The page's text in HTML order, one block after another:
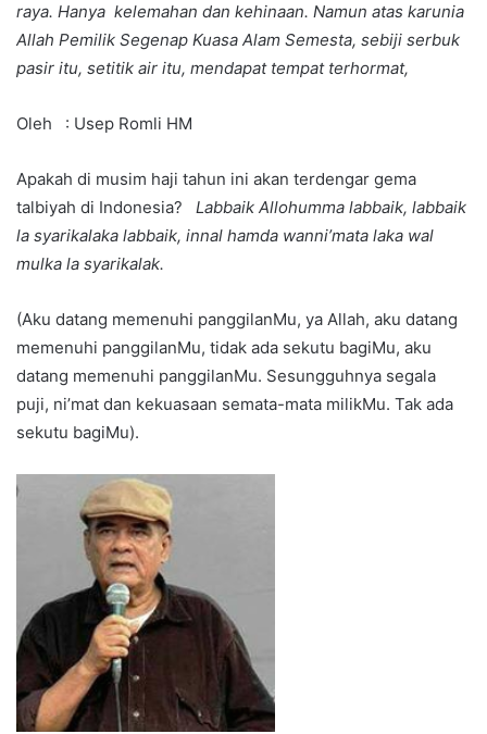
raya. Hanya kelemahan dan kehinaan. Namun atas karunia
Allah Pemilik Segenap Kuasa Alam Semesta, sebiji serbuk
pasir itu, setitik air itu, mendapat tempat terhormat,
Oleh : Usep Romli HM
Apakah di musim haji tahun ini akan terdengar gema
talbiyah di Indonesia?
Labbaik Allohumma labbaik, labbaik
la syarikalaka labbaik, innal hamda wanni’mata laka wal
mulka la syarikalak.
(Aku datang memenuhi panggilanMu, ya Allah, aku datang
memenuhi panggilanMu, tidak ada sekutu bagiMu, aku
datang memenuhi panggilanMu. Sesungguhnya segala
puji, ni’mat dan kekuasaan semata-mata milikMu. Tak ada
sekutu bagiMu).